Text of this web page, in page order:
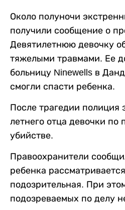
Около полуночи
получили сообщение о
Девятилетнюю девочку
тяжелыми травмами. Ее
больницу Ninewells в
смогли спасти ребенка.
После трагедии полиция
летнего отца девочки по
убийстве.
Правоохранители
ребенка
подозрительная. При
подозреваемых по делу